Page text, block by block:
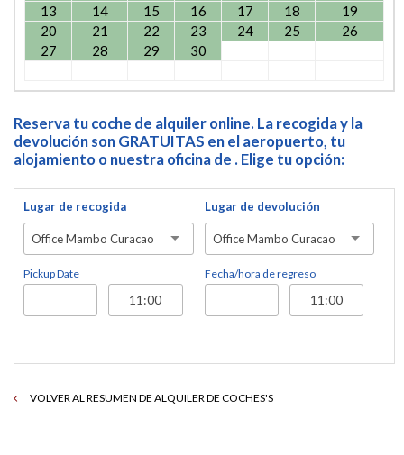
13
14 15 16 17 18
19
20
21 22 23 24 25
26
27
28 29 30
Reserva tu coche de alquiler online. La recogida y la
devolución son GRATUITAS en el aeropuerto, tu
alojamiento o nuestra oficina de . Elige tu opción:
Lugar de recogida
Office Mambo Curacao
Pickup Date
Lugar de devolución
Office Mambo Curacao
Fecha/hora de regreso
VOLVER AL RESUMEN DE ALQUILER DE COCHES'S